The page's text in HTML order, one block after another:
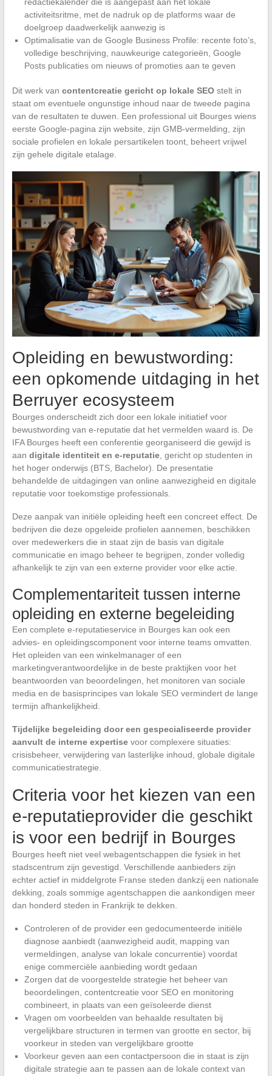
activiteitsritme, met de nadruk op de platforms waar de
doelgroep daadwerkelijk aanwezig is
Optimalisatie van de Google Business Profile: recente foto’s,
volledige beschrijving, nauwkeurige categorieën, Google
Posts publicaties om nieuws of promoties aan te geven
Dit werk van contentcreatie gericht op lokale SEOstelt in
staat om eventuele ongunstige inhoud naar de tweede pagina
van de resultaten te duwen. Een professional uit Bourges wiens
eerste Google-pagina zijn website, zijn GMB-vermelding, zijn
sociale profielen en lokale persartikelen toont, beheert vrijwel
zijn gehele digitale etalage.
Opleiding en bewustwording:
een opkomende uitdaging in het
Berruyer ecosysteem
Bourges onderscheidt zich door een lokale initiatief voor
bewustwording van e-reputatie dat het vermelden waard is. De
IFA Bourges heeft een conferentie georganiseerd die gewijd is
aan digitale identiteit en e-reputatie, gericht op studenten in
het hoger onderwijs (BTS, Bachelor). De presentatie
behandelde de uitdagingen van online aanwezigheid en digitale
reputatie voor toekomstige professionals.
Deze aanpak van initiële opleiding heeft een concreet effect. De
bedrijven die deze opgeleide profielen aannemen, beschikken
over medewerkers die in staat zijn de basis van digitale
communicatie en imago beheer te begrijpen, zonder volledig
afhankelijk te zijn van een externe provider voor elke actie.
Complementariteit tussen interne
opleiding en externe begeleiding
Een complete e-reputatieservice in Bourges kan ook een
advies- en opleidingscomponent voor interne teams omvatten.
Het opleiden van een winkelmanager of een
marketingverantwoordelijke in de beste praktijken voor het
beantwoorden van beoordelingen, het monitoren van sociale
media en de basisprincipes van lokale SEO vermindert de lange
termijn afhankelijkheid.
Tijdelijke begeleiding door een gespecialiseerde provider
aanvult de interne expertisevoor complexere situaties:
crisisbeheer, verwijdering van lasterlijke inhoud, globale digitale
communicatiestrategie.
Criteria voor het kiezen van een
e-reputatieprovider die geschikt
is voor een bedrijf in Bourges
Bourges heeft niet veel webagentschappen die fysiek in het
stadscentrum zijn gevestigd. Verschillende aanbieders zijn
echter actief in middelgrote Franse steden dankzij een nationale
dekking, zoals sommige agentschappen die aankondigen meer
dan honderd steden in Frankrijk te dekken.
Controleren of de provider een gedocumenteerde initiële
diagnose aanbiedt (aanwezigheid audit, mapping van
vermeldingen, analyse van lokale concurrentie) voordat
enige commerciële aanbieding wordt gedaan
Zorgen dat de voorgestelde strategie het beheer van
beoordelingen, contentcreatie voor SEO en monitoring
combineert, in plaats van een geïsoleerde dienst
Vragen om voorbeelden van behaalde resultaten bij
vergelijkbare structuren in termen van grootte en sector, bij
voorkeur in steden van vergelijkbare grootte
Voorkeur geven aan een contactpersoon die in staat is zijn
digitale strategie aan te passen aan de lokale context van